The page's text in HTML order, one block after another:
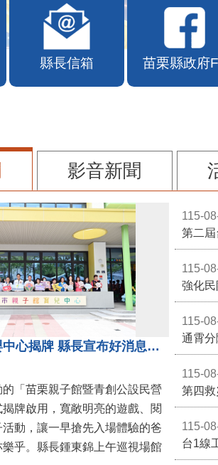
縣長信箱 苗栗縣政府
影音新聞
苗栗親子館暨托嬰中心揭牌 縣長宣布好消息：9月1日起調降臨時托嬰費用
「苗栗親子館暨青創公設民營
牌啟用，寬敞明亮的遊戲、閱
動，讓一早搶先入場體驗的爸
乎。縣長鍾東錦上午巡視場館
115-
第二
115-
強化
115-
通霄
115-
第四
115-
台1線